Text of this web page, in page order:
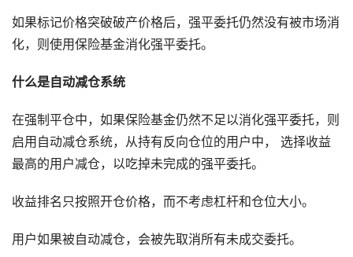
如果标记价格突破破产价格后，强平委托仍然没有被市场消
化，则使⽤保险基⾦消化强平委托。
什么是自动减仓系统
在强制平仓中，如果保险基⾦仍然不⾜以消化强平委托，则
启⽤⾃动减仓系统，从持有反向仓位的⽤户中， 选择收益
最⾼的⽤户减仓，以吃掉未完成的强平委托。
收益排名只按照开仓价格，⽽不考虑杠杆和仓位⼤⼩。
⽤户如果被⾃动减仓，会被先取消所有未成交委托。